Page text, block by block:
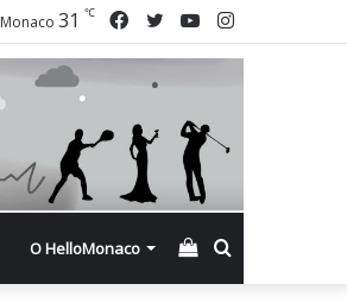
Instagram
YouTube
Twitter
Facebook
Monaco 31 ℃
О HelloMonaco Смотреть